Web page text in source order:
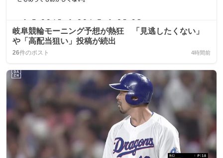
岐阜競輪モーニング予想が熱狂 「見逃したくない」
や「高配当狙い」投稿が続出
26件のポスト 4時間前